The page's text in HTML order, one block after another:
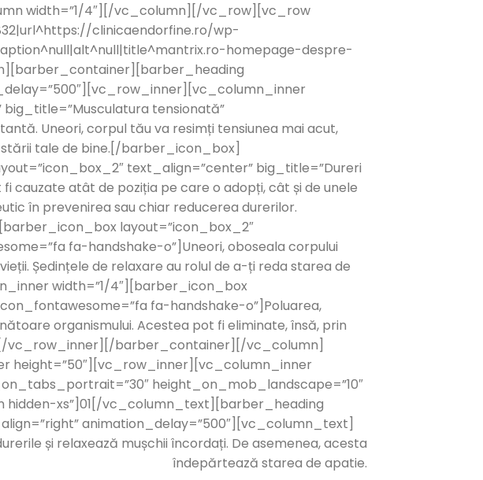
width=”1/4″][/vc_column][/vc_row][vc_row
clinicaendorfine.ro/wp-
homepage-despre-
tensionată”
Uneori, corpul tău va resimți tensiunea mai acut,
tale de bine.[/barber_icon_box]
text_align=”center” big_title=”Dureri
atât de poziția pe care o adopți, cât și de unele
în prevenirea sau chiar reducerea durerilor.
layout=”icon_box_2″
fa-handshake-o”]Uneori, oboseala corpului
Ședințele de relaxare au rolul de a-ți reda starea de
width=”1/4″][barber_icon_box
fa-handshake-o”]Poluarea,
organismului. Acestea pot fi eliminate, însă, prin
vc_row_inner][/barber_container][/vc_column]
height_on_mob_landscape=”10″
xs”]01[/vc_column_text][barber_heading
animation_delay=”500″][vc_column_text]
și relaxează mușchii încordați. De asemenea, acesta
îndepărtează starea de apatie.